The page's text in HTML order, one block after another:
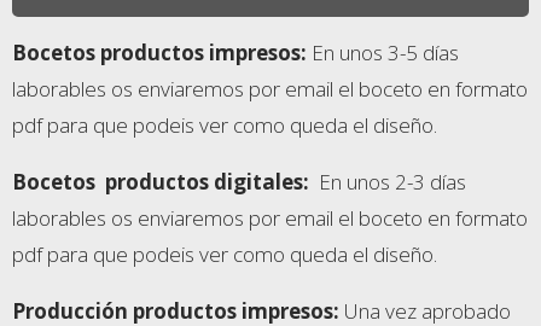
Bocetos productos impresos: En unos 3-5 días
laborables os enviaremos por email el boceto en formato
pdf para que podeis ver como queda el diseño.
Bocetos productos digitales: En unos 2-3 días
laborables os enviaremos por email el boceto en formato
pdf para que podeis ver como queda el diseño.
Producción productos impresos: Una vez aprobado